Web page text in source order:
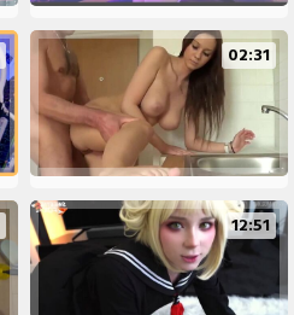
02:31
12:51